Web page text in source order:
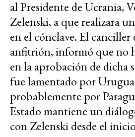
al Presidente de Ucrania,
Zelenski, a que realizara
en el cónclave. El canciller
anfitrión, informó que no
en la aprobación de dicha
fue lamentado por
probablemente por
Estado mantiene un
con Zelenski desde el